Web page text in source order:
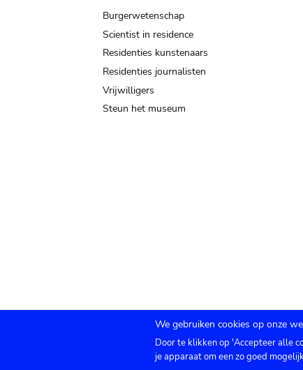
Burgerwetenschap
Scientist in residence
Residenties kunstenaars
Residenties journalisten
Vrijwilligers
Steun het museum
Submenu
Agenda Pers Zaalverhuur
We gebruiken cookies op onze
Door te klikken op 'Accepteer alle
je apparaat om een zo goed